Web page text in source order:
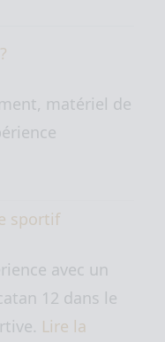
matériel de
sportif
avec un
12 dans le
Lire la